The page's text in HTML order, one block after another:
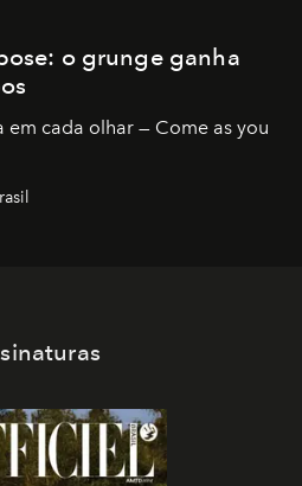
o grunge ganha
cada olhar — Come as you